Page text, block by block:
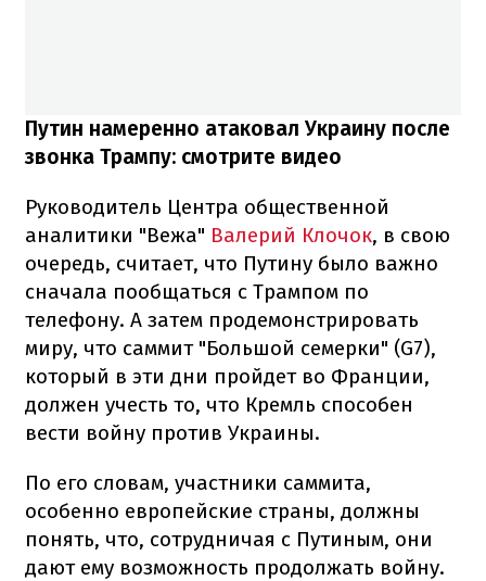
Путин намеренно атаковал Украину после
звонка Трампу: смотрите видео
Руководитель Центра общественной
аналитики "Вежа" Валерий Клочок, в свою
очередь, считает, что Путину было важно
сначала пообщаться с Трампом по
телефону. А затем продемонстрировать
миру, что саммит "Большой семерки" (G7),
который в эти дни пройдет во Франции,
должен учесть то, что Кремль способен
вести войну против Украины.
По его словам, участники саммита,
особенно европейские страны, должны
понять, что, сотрудничая с Путиным, они
дают ему возможность продолжать войну.